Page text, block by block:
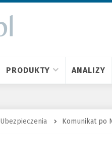
PRODUKTY ANALIZY
Ubezpieczenia Komunikat po